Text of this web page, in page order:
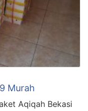
Murah
Aqiqah Bekasi